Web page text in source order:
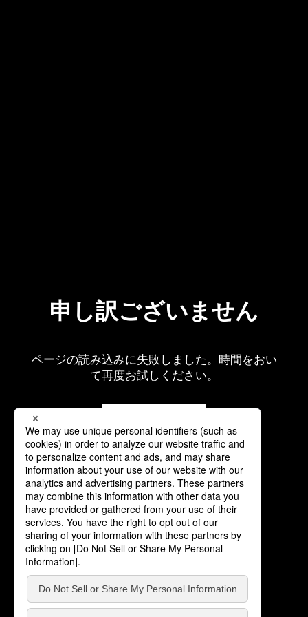
申し訳ございません
ページの読み込みに失敗しました。時間をおい
て再度お試しください。